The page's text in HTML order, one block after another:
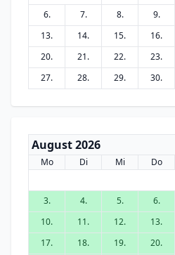
6.
7. 8. 9.
13.
14. 15. 16.
20.
21. 22. 23.
27.
28. 29. 30.
August 2026
Mo Di Mi Do
3.
4. 5. 6.
10.
11. 12. 13.
17.
18. 19. 20.